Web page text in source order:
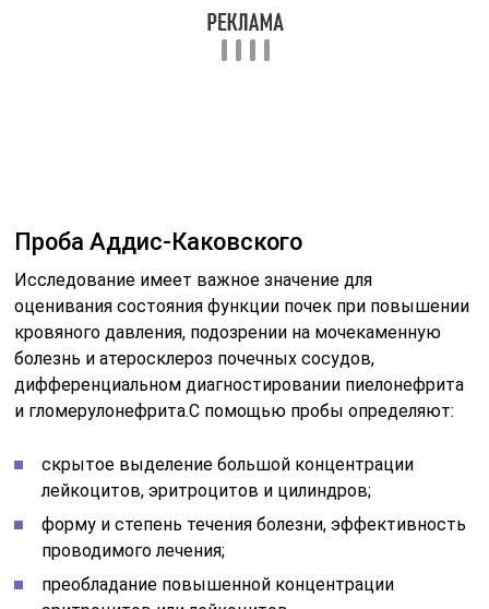
болезнь и атеросклероз почечных сосудов,
дифференциальном диагностировании пиелонефрита
преобладание повышенной концентрации
эритроцитов или лейкоцитов.
Классическая методика пробы основана на суточном
сборе биоматериала. Однако осуществить такой забор
на практике тяжело, к тому же за этот период многие
форменные элементы мочевого осадка могут
результатов.